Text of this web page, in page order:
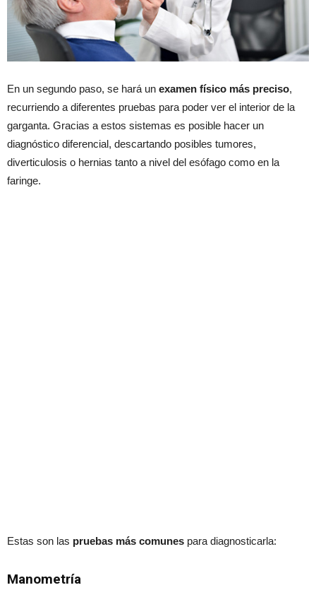
En un segundo paso, se hará un examen físico más preciso,
recurriendo a diferentes pruebas para poder ver el interior de la
garganta. Gracias a estos sistemas es posible hacer un
diagnóstico diferencial, descartando posibles tumores,
diverticulosis o hernias tanto a nivel del esófago como en la
faringe.
Estas son las pruebas más comunes para diagnosticarla:
Manometría